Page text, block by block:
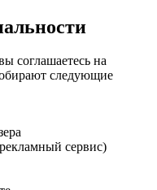
соглашаетесь на
следующие
сервис)